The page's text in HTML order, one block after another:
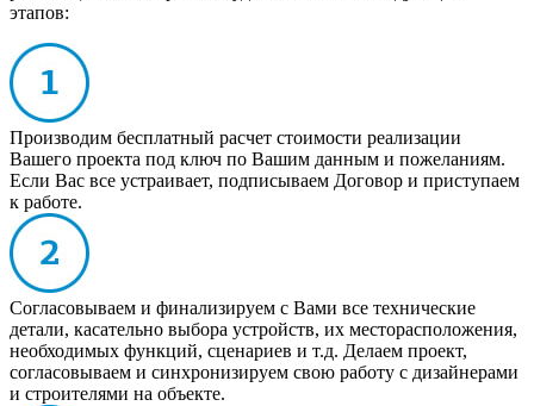
этапов:
Производим бесплатный расчет стоимости реализации
Вашего проекта под ключ по Вашим данным и пожеланиям.
Если Вас все устраивает, подписываем Договор и приступаем
к работе.
Согласовываем и финализируем с Вами все технические
детали, касательно выбора устройств, их месторасположения,
необходимых функций, сценариев и т.д. Делаем проект,
согласовываем и синхронизируем свою работу с дизайнерами
и строителями на объекте.